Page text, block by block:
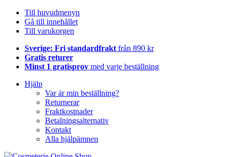
Till huvudmenyn
Gå till innehållet
Till varukorgen
Sverige: Fri standardfrakt från 890 kr
Gratis returer
Minst 1 gratisprov med varje beställning
Hjälp
Var är min beställning?
Returnerar
Fraktkostnader
Betalningsalternativ
Kontakt
Alla hjälpämnen